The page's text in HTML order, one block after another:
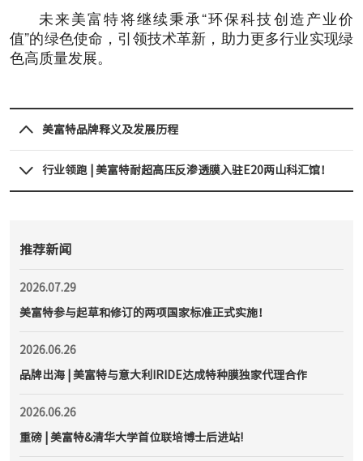
未来美富特将继续秉承“环保科技创造产业价
值”的绿色使命，引领技术革新，助力更多行业实现绿
色高质量发展。
美富特品牌释义及发展历程
行业领跑 | 美富特耐超高压反渗透膜入驻E20两山科汇馆！
推荐新闻
2026.07.29
美富特参与起草和修订的两项国家标准正式实施！
2026.06.26
品牌出海 | 美富特与意大利IRIDE达成特种膜独家代理合作
2026.06.26
重磅 | 美富特&清华大学首位联培博士后进站!